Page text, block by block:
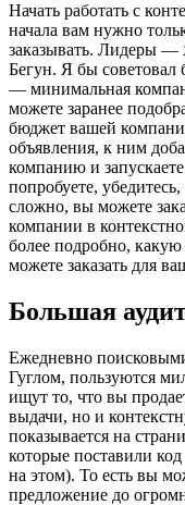
Начать работать с
начала вам нужно
заказывать. Лидеры —
Бегун. Я бы советовал
— минимальная
можете заранее
бюджет вашей
объявления, к ним
компанию и
попробуете,
сложно, вы можете
компании в
более подробно,
можете заказать для
Большая
Ежедневно
Гуглом, пользуются
ищут то, что вы
выдачи, но и
показывается на
которые поставили
на этом). То есть вы
предложение до